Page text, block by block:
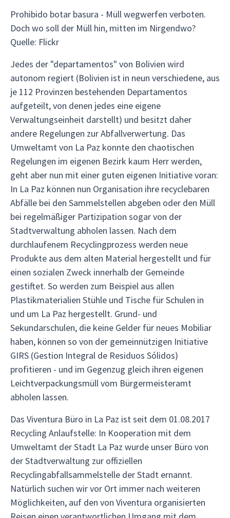
Prohibido botar basura - Müll wegwerfen verboten.
Doch wo soll der Müll hin, mitten im Nirgendwo?
Quelle: Flickr
Jedes der "departamentos" von Bolivien wird
autonom regiert (Bolivien ist in neun verschiedene, aus
je 112 Provinzen bestehenden Departamentos
aufgeteilt, von denen jedes eine eigene
Verwaltungseinheit darstellt) und besitzt daher
andere Regelungen zur Abfallverwertung. Das
Umweltamt von La Paz konnte den chaotischen
Regelungen im eigenen Bezirk kaum Herr werden,
geht aber nun mit einer guten eigenen Initiative voran:
In La Paz können nun Organisation ihre recyclebaren
Abfälle bei den Sammelstellen abgeben oder den Müll
bei regelmäßiger Partizipation sogar von der
Stadtverwaltung abholen lassen. Nach dem
durchlaufenem Recyclingprozess werden neue
Produkte aus dem alten Material hergestellt und für
einen sozialen Zweck innerhalb der Gemeinde
gestiftet. So werden zum Beispiel aus allen
Plastikmaterialien Stühle und Tische für Schulen in
und um La Paz hergestellt. Grund- und
Sekundarschulen, die keine Gelder für neues Mobiliar
haben, können so von der gemeinnützigen Initiative
GIRS (Gestion Integral de Residuos Sólidos)
profitieren - und im Gegenzug gleich ihren eigenen
Leichtverpackungsmüll vom Bürgermeisteramt
abholen lassen.
Das Viventura Büro in La Paz ist seit dem 01.08.2017
Recycling Anlaufstelle: In Kooperation mit dem
Umweltamt der Stadt La Paz wurde unser Büro von
der Stadtverwaltung zur offiziellen
Recyclingabfallsammelstelle der Stadt ernannt.
Natürlich suchen wir vor Ort immer nach weiteren
Möglichkeiten, auf den von Viventura organisierten